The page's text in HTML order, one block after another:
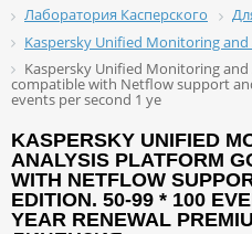
Лаборатория Касперского
Kaspersky Unified Monitoring
Kaspersky Unified Monitoring and
compatible with Netflow support
events per second 1 ye
KASPERSKY UNIFIED
ANALYSIS PLATFORM
WITH NETFLOW
EDITION. 50-99 * 100
YEAR RENEWAL